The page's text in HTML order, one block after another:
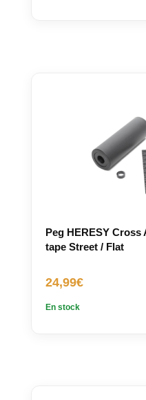
Peg HERESY Cross
tape Street / Flat
24,99€
En stock